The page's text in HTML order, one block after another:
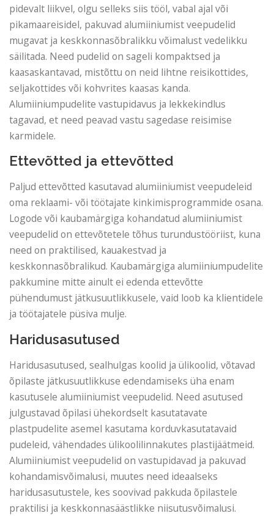
pidevalt liikvel, olgu selleks siis tööl, vabal ajal või
pikamaareisidel, pakuvad alumiiniumist veepudelid
mugavat ja keskkonnasõbralikku võimalust vedelikku
säilitada. Need pudelid on sageli kompaktsed ja
kaasaskantavad, mistõttu on neid lihtne reisikottides,
seljakottides või kohvrites kaasas kanda.
Alumiiniumpudelite vastupidavus ja lekkekindlus
tagavad, et need peavad vastu sagedase reisimise
karmidele.
Ettevõtted ja ettevõtted
Paljud ettevõtted kasutavad alumiiniumist veepudeleid
oma reklaami- või töötajate kinkimisprogrammide osana.
Logode või kaubamärgiga kohandatud alumiiniumist
veepudelid on ettevõtetele tõhus turundustööriist, kuna
need on praktilised, kauakestvad ja
keskkonnasõbralikud. Kaubamärgiga alumiiniumpudelite
pakkumine mitte ainult ei edenda ettevõtte
pühendumust jätkusuutlikkusele, vaid loob ka klientidele
ja töötajatele püsiva mulje.
Haridusasutused
Haridusasutused, sealhulgas koolid ja ülikoolid, võtavad
õpilaste jätkusuutlikkuse edendamiseks üha enam
kasutusele alumiiniumist veepudelid. Need asutused
julgustavad õpilasi ühekordselt kasutatavate
plastpudelite asemel kasutama korduvkasutatavaid
pudeleid, vähendades ülikoolilinnakutes plastijäätmeid.
Alumiiniumist veepudelid on vastupidavad ja pakuvad
kohandamisvõimalusi, muutes need ideaalseks
haridusasutustele, kes soovivad pakkuda õpilastele
praktilisi ja keskkonnasäästlikke niisutusvõimalusi.